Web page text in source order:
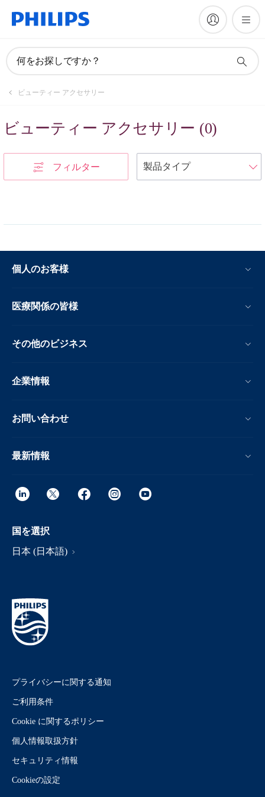
何をお探しですか？
ビューティー アクセサリー
ビューティー アクセサリー (0)
フィルター
個人のお客様
医療関係の皆様
その他のビジネス
企業情報
お問い合わせ
最新情報
国を選択
日本 (日本語)
プライバシーに関する通知
ご利用条件
Cookie に関するポリシー
個人情報取扱方針
セキュリティ情報
Cookieの設定